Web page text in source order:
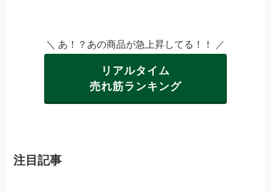
＼ あ！？あの商品が急上昇してる！！ ／
リアルタイム
売れ筋ランキング
注目記事